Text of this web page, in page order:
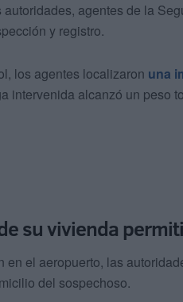
agentes de la
y registro.
los agentes localizaron una
intervenida alcanzó un peso
su vivienda
en el aeropuerto, las
del sospechoso.